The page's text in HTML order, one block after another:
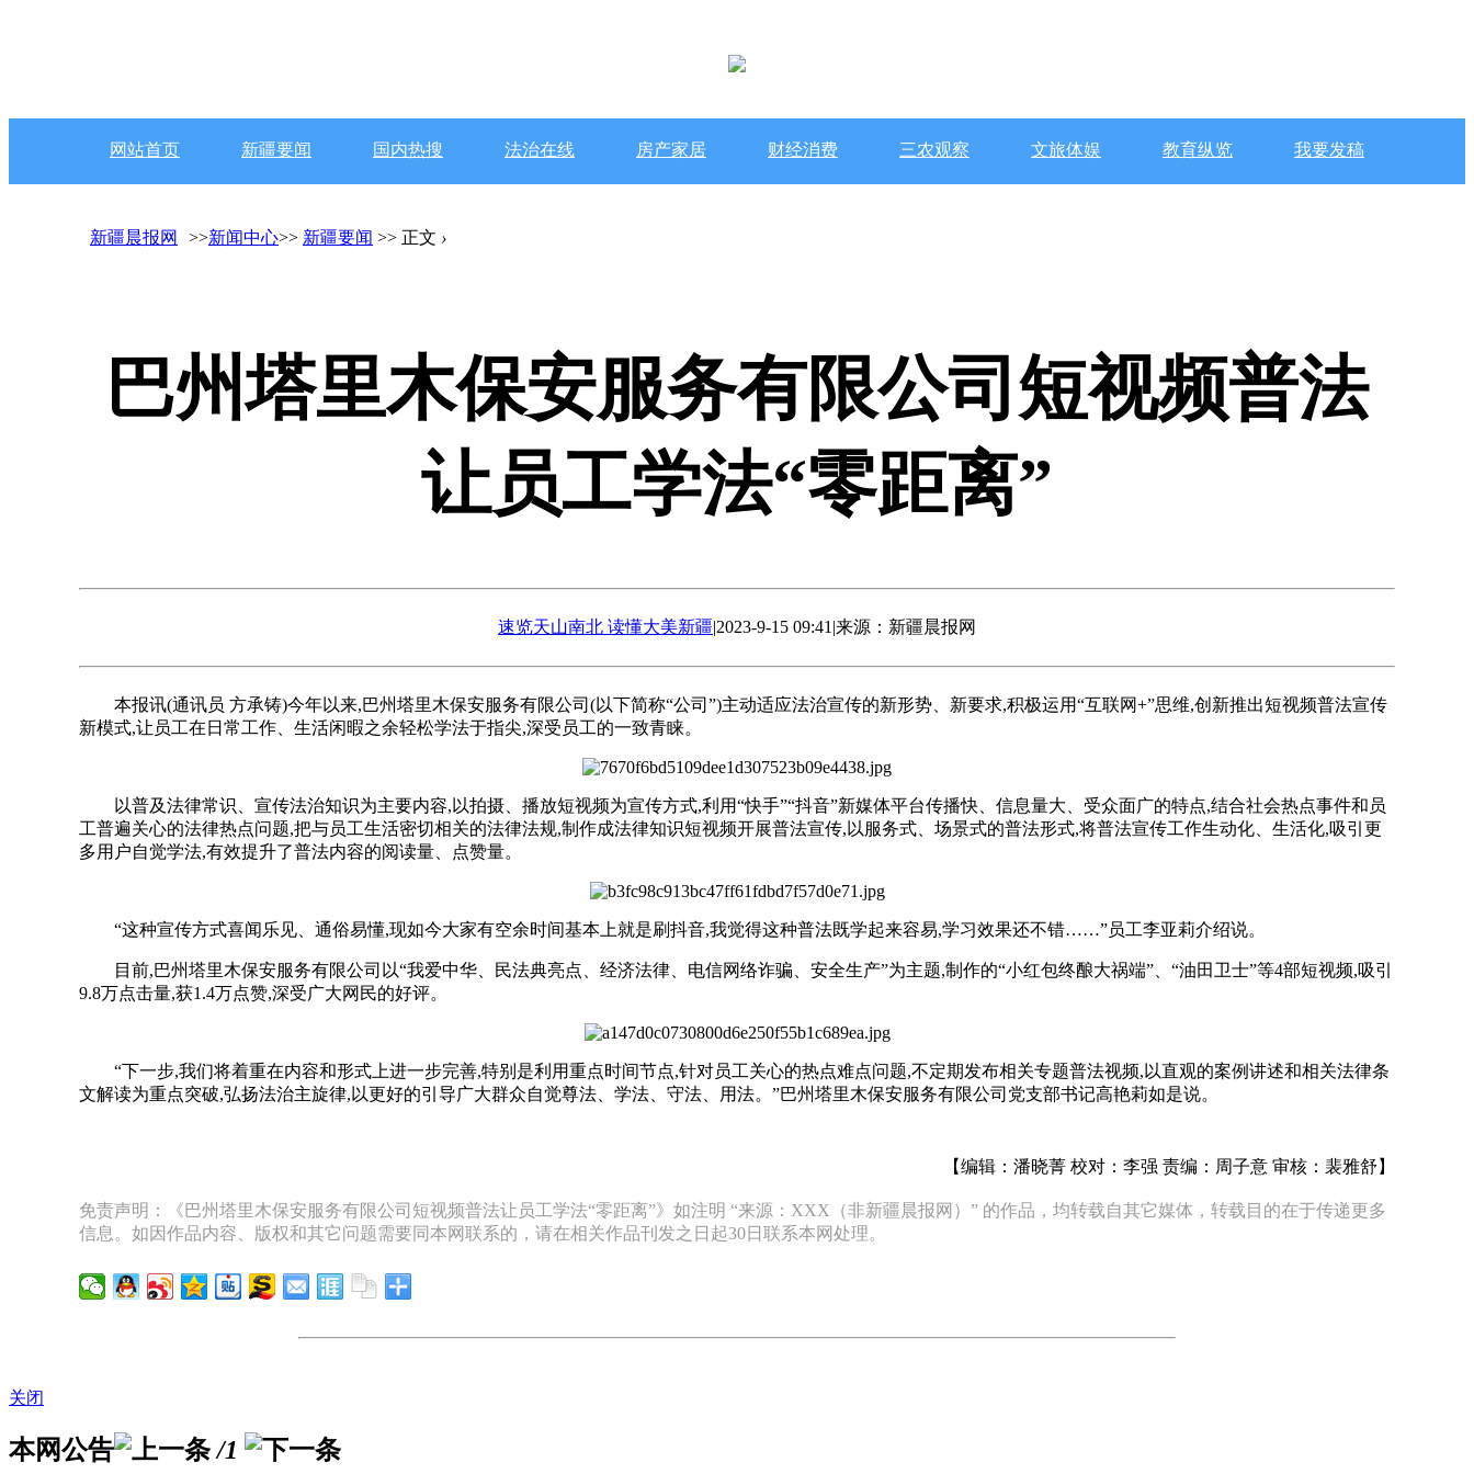
网站首页 新疆要闻 国内热搜 法治在线 房产家居 财经消费 三农观察 文旅体娱 教育纵览 我要发稿
新疆晨报网 >>新闻中心>> 新疆要闻 >> 正文 ›
巴州塔里木保安服务有限公司短视频普法
让员工学法“零距离”
速览天山南北 读懂大美新疆|2023-9-15 09:41 |来源：新疆晨报网
本报讯(通讯员 方承铸)今年以来,巴州塔里木保安服务有限公司(以下简称“公司”)主动适应法治宣传的新形势、新要求,积极运用“互联网+”思维,创新推出短视频普法宣传
新模式,让员工在日常工作、生活闲暇之余轻松学法于指尖,深受员工的一致青睐。
以普及法律常识、宣传法治知识为主要内容,以拍摄、播放短视频为宣传方式,利用“快手”“抖音”新媒体平台传播快、信息量大、受众面广的特点,结合社会热点事件和员
工普遍关心的法律热点问题,把与员工生活密切相关的法律法规,制作成法律知识短视频开展普法宣传,以服务式、场景式的普法形式,将普法宣传工作生动化、生活化,吸引更
多用户自觉学法,有效提升了普法内容的阅读量、点赞量。
“这种宣传方式喜闻乐见、通俗易懂,现如今大家有空余时间基本上就是刷抖音,我觉得这种普法既学起来容易,学习效果还不错……”员工李亚莉介绍说。
目前,巴州塔里木保安服务有限公司以“我爱中华、民法典亮点、经济法律、电信网络诈骗、安全生产”为主题,制作的“小红包终酿大祸端”、“油田卫士”等4部短视频,吸引
9.8万点击量,获1.4万点赞,深受广大网民的好评。
“下一步,我们将着重在内容和形式上进一步完善,特别是利用重点时间节点,针对员工关心的热点难点问题,不定期发布相关专题普法视频,以直观的案例讲述和相关法律条
文解读为重点突破,弘扬法治主旋律,以更好的引导广大群众自觉尊法、学法、守法、用法。”巴州塔里木保安服务有限公司党支部书记高艳莉如是说。
【编辑：潘晓菁 校对：李强 责编：周子意 审核：裴雅舒】
免责声明：《巴州塔里木保安服务有限公司短视频普法让员工学法“零距离”》如注明 “来源：XXX（非新疆晨报网）” 的作品，均转载自其它媒体，转载目的在于传递更多
信息。如因作品内容、版权和其它问题需要同本网联系的，请在相关作品刊发之日起30日联系本网处理。
关闭
本网公告 /1